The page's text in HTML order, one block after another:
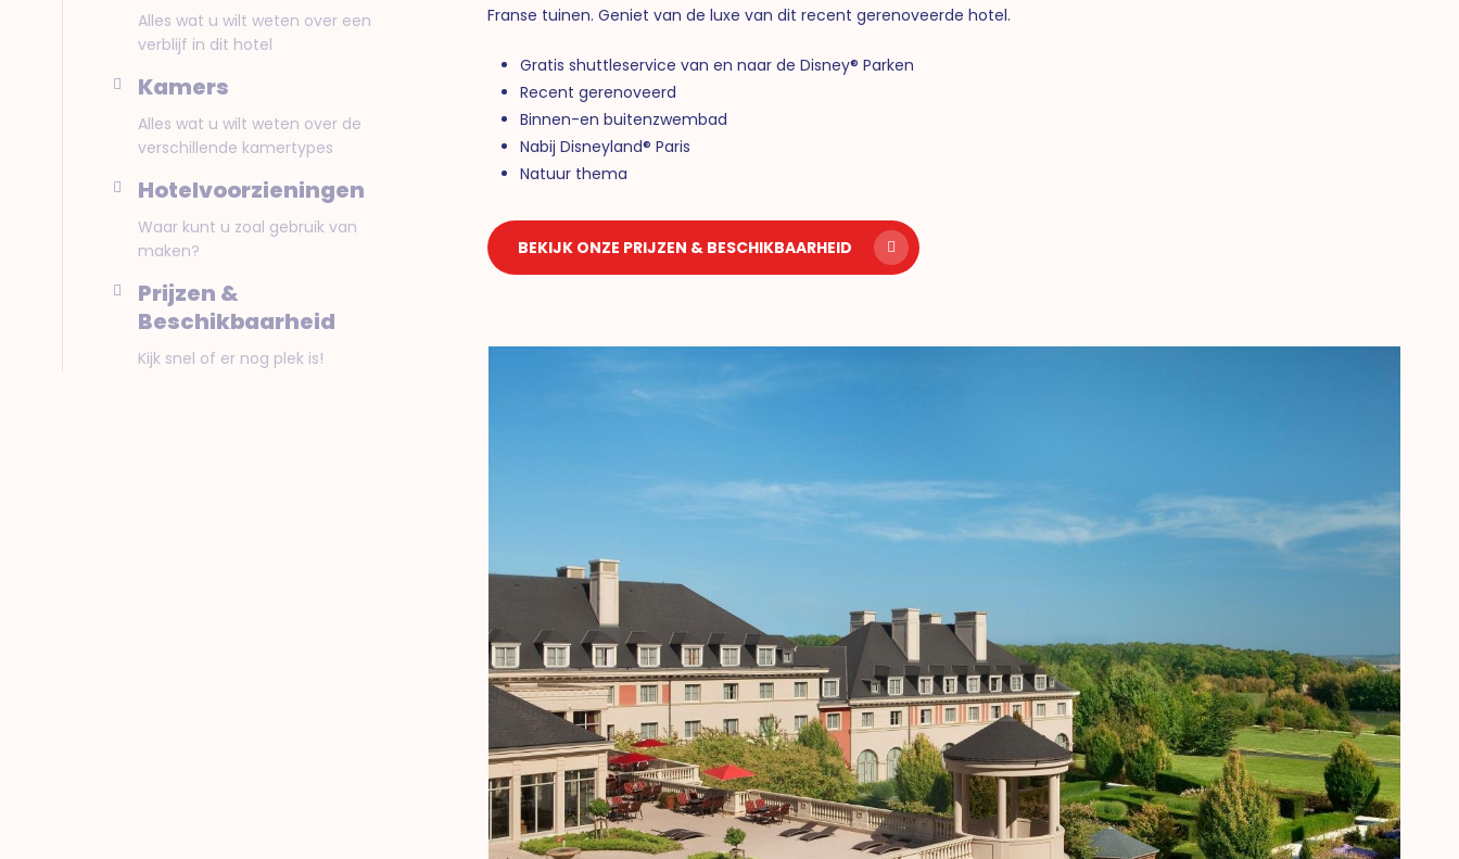
Alles wat u wilt weten over een
verblijf in dit hotel
Kamers
Alles wat u wilt weten over de
verschillende kamertypes
Hotelvoorzieningen
Waar kunt u zoal gebruik van
maken?
Prijzen &
Beschikbaarheid
Kijk snel of er nog plek is!
Franse tuinen. Geniet van de luxe van dit recent gerenoveerde hotel.
Gratis shuttleservice van en naar de Disney® Parken
Recent gerenoveerd
Binnen-en buitenzwembad
Nabij Disneyland® Paris
Natuur thema
BEKIJK ONZE PRIJZEN & BESCHIKBAARHEID